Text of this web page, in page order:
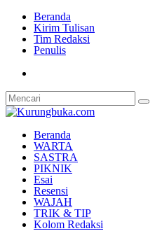
Beranda
Kirim Tulisan
Tim Redaksi
Penulis
Beranda
WARTA
SASTRA
PIKNIK
Esai
Resensi
WAJAH
TRIK & TIP
Kolom Redaksi